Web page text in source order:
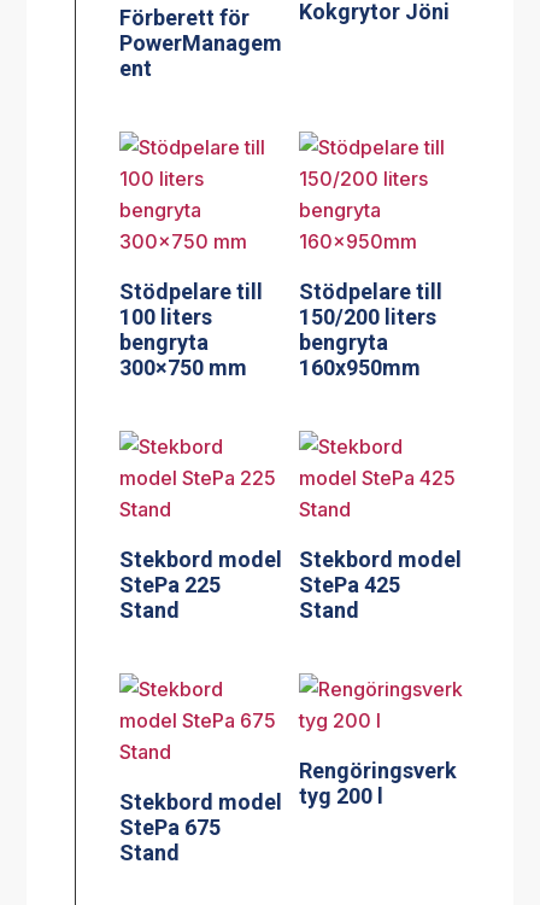
Förberett för
PowerManagem
ent
Kokgrytor Jöni
Stödpelare till
100 liters
bengryta
300×750 mm
Stödpelare till
150/200 liters
bengryta
160x950mm
Stekbord model
StePa 225
Stand
Stekbord model
StePa 425
Stand
Stekbord model
StePa 675
Stand
Rengöringsverk
tyg 200 l